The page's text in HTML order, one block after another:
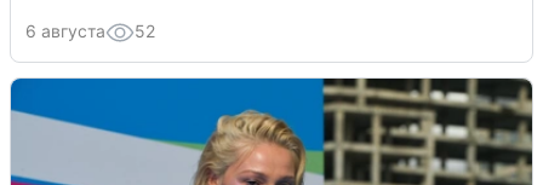
6 августа 52